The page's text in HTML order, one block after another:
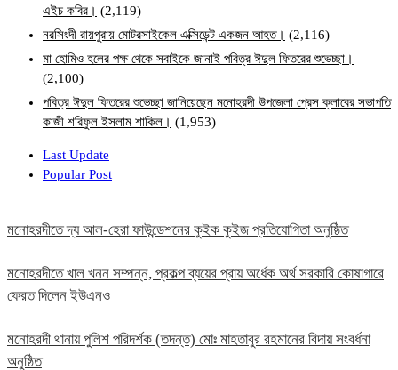
এইচ কবির। (2,119)
নরসিংদী রায়পুরায় মোটরসাইকেল এক্সিডেন্ট একজন আহত। (2,116)
মা হোমিও হলের পক্ষ থেকে সবাইকে জানাই পবিত্র ঈদুল ফিতরের শুভেচ্ছা।
(2,100)
পবিত্র ঈদুল ফিতরের শুভেচ্ছা জানিয়েছেন মনোহরদী উপজেলা প্রেস ক্লাবের সভাপতি
কাজী শরিফুল ইসলাম শাকিল। (1,953)
Last Update
Popular Post
মনোহরদীতে দ্য আল-হেরা ফাউন্ডেশনের কুইক কুইজ প্রতিযোগিতা অনুষ্ঠিত
মনোহরদীতে খাল খনন সম্পন্ন, প্রকল্প ব্যয়ের প্রায় অর্ধেক অর্থ সরকারি কোষাগারে
ফেরত দিলেন ইউএনও
মনোহরদী থানায় পুলিশ পরিদর্শক (তদন্ত) মোঃ মাহতাবুর রহমানের বিদায় সংবর্ধনা
অনুষ্ঠিত